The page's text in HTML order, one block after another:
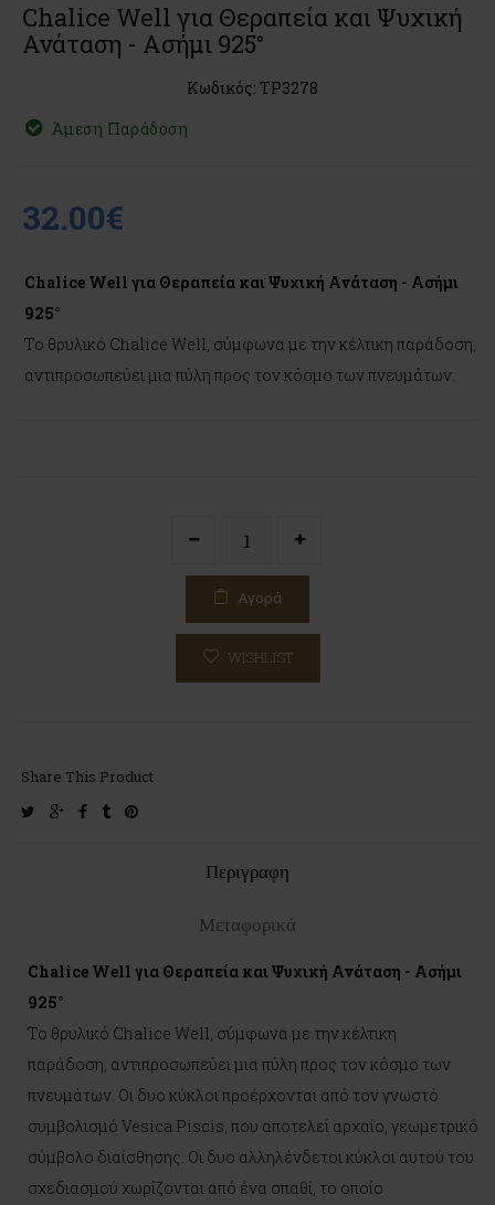
Chalice Well για Θεραπεία και Ψυχική
Ανάταση - Ασήμι 925°
Κωδικός: TP3278
Άμεση Παράδοση
32.00€
Chalice Well για Θεραπεία και Ψυχική Ανάταση - Ασήμι
925°
Το θρυλικό Chalice Well, σύμφωνα με την κέλτικη παράδοση,
αντιπροσωπεύει μια πύλη προς τον κόσμο των πνευμάτων.
Αγορά
WISHLIST
Share This Product
twittergoogle-facebook
tumblrpinterest
Περιγραφη
Μεταφορικά
Chalice Well για Θεραπεία και Ψυχική Ανάταση - Ασήμι
925°
Το θρυλικό Chalice Well, σύμφωνα με την κέλτικη
παράδοση, αντιπροσωπεύει μια πύλη προς τον κόσμο των
πνευμάτων. Οι δυο κύκλοι προέρχονται από τον γνωστό
συμβολισμό Vesica Piscis, που αποτελεί αρχαίο, γεωμετρικό
σύμβολο διαίσθησης. Οι δυο αλληλένδετοι κύκλοι αυτού του
σχεδιασμού χωρίζονται από ένα σπαθί, το οποίο